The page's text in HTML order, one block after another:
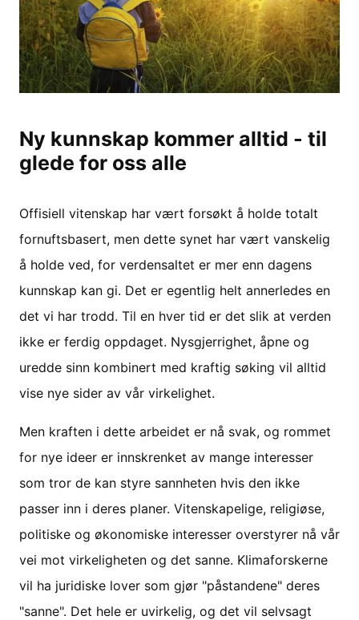
Ny kunnskap kommer alltid - til
glede for oss alle
Offisiell vitenskap har vært forsøkt å holde totalt
fornuftsbasert, men dette synet har vært vanskelig
å holde ved, for verdensaltet er mer enn dagens
kunnskap kan gi. Det er egentlig helt annerledes en
det vi har trodd. Til en hver tid er det slik at verden
ikke er ferdig oppdaget. Nysgjerrighet, åpne og
uredde sinn kombinert med kraftig søking vil alltid
vise nye sider av vår virkelighet.
Men kraften i dette arbeidet er nå svak, og rommet
for nye ideer er innskrenket av mange interesser
som tror de kan styre sannheten hvis den ikke
passer inn i deres planer. Vitenskapelige, religiøse,
politiske og økonomiske interesser overstyrer nå vår
vei mot virkeligheten og det sanne. Klimaforskerne
vil ha juridiske lover som gjør "påstandene" deres
"sanne". Det hele er uvirkelig, og det vil selvsagt